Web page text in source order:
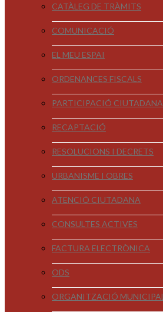
CATÀLEG DE TRÀMITS
COMUNICACIÓ
EL MEU ESPAI
ORDENANCES FISCALS
PARTICIPACIÓ CIUTADANA
RECAPTACIÓ
RESOLUCIONS I DECRETS
URBANISME I OBRES
ATENCIÓ CIUTADANA
CONSULTES ACTIVES
FACTURA ELECTRÒNICA
ODS
ORGANITZACIÓ MUNICIPAL